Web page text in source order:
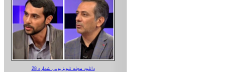
دانلود مجله تلویزیونی شماره 28